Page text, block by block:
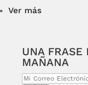
Ver más
UNA FRASE
MAÑANA